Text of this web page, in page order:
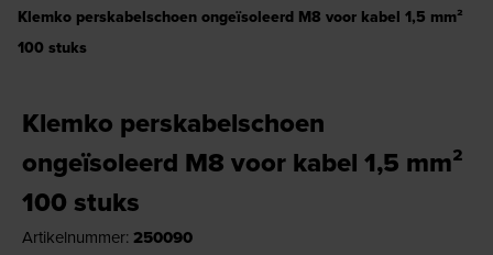
Klemko perskabelschoen ongeïsoleerd M8 voor kabel 1,5 mm²
100 stuks
Klemko perskabelschoen
ongeïsoleerd M8 voor kabel 1,5 mm²
100 stuks
Artikelnummer: 250090